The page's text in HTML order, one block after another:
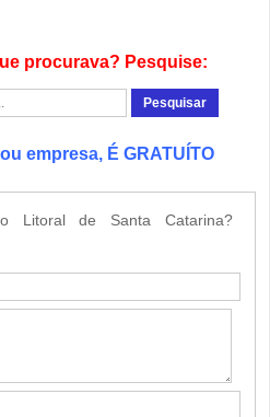
procurava? Pesquise:
empresa, É GRATUÍTO
Litoral de Santa Catarina?